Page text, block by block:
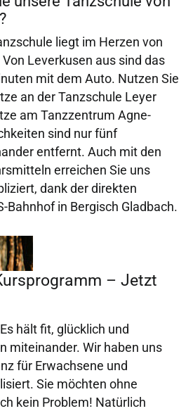
liegt im Herzen von
Leverkusen aus sind das
mit dem Auto. Nutzen Sie
an der Tanzschule Leyer
am Tanzzentrum Agne-
sind nur fünf
entfernt. Auch mit den
erreichen Sie uns
dank der direkten
Bahnhof in Bergisch Gladbach.
– Jetzt
hält fit, glücklich und
miteinander. Wir haben uns
für Erwachsene und
Sie möchten ohne
kein Problem! Natürlich